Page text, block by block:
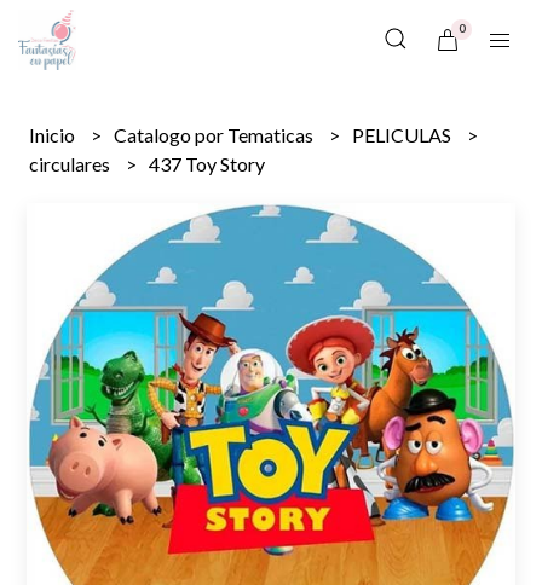
0
Inicio Catalogo por Tematicas
PELICULAS
circulares
437 Toy Story